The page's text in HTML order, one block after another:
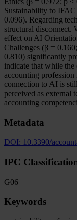
Sustainability to
0.096). Regarding
structural disconnect.
effect on AI
Challenges (β =
0.810) significantly
indicate that while the
accounting
connection to AI is
perceived as external
accounting
Metadata
DOI: 10.3390/
IPC
G06
Keywords